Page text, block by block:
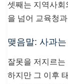
셋째는 지역사회
을 넘어 교육청
맺음말: 사과
잘못을 저지르
하지만 그 이후